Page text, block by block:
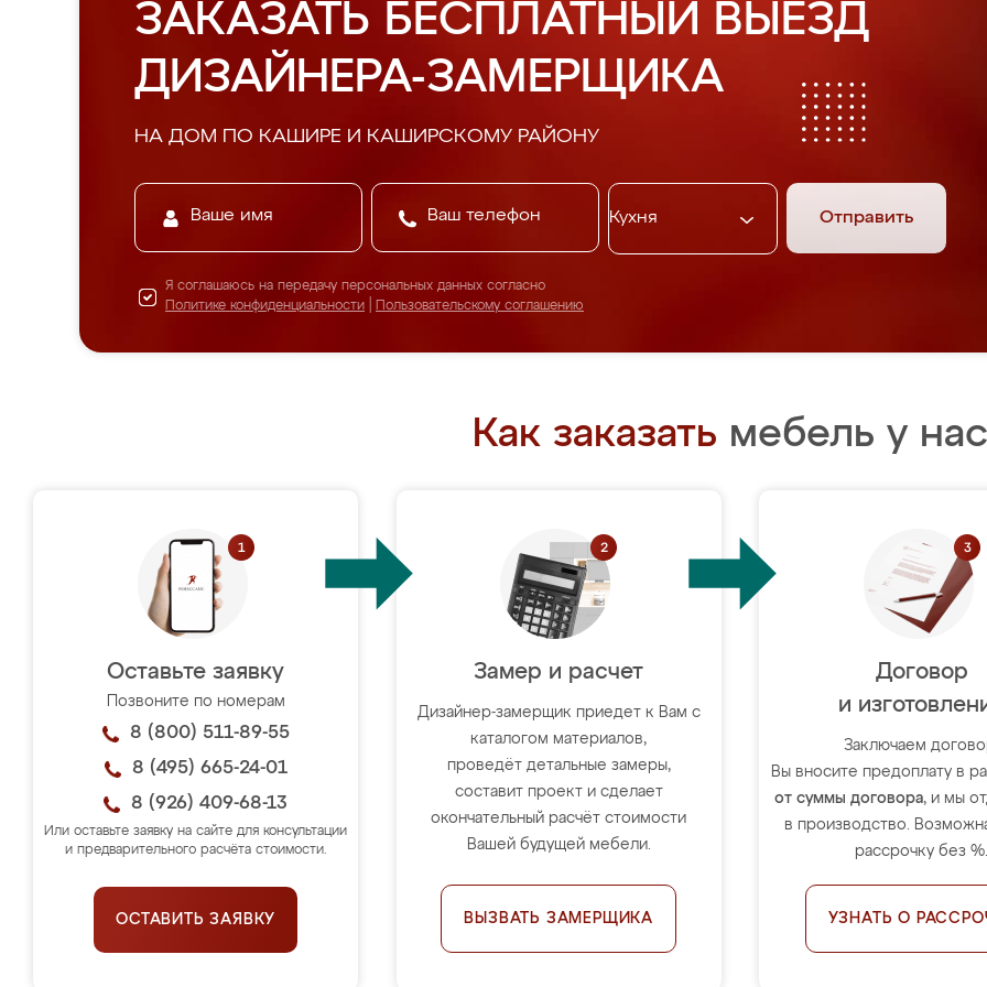
ЗАКАЗАТЬ БЕСПЛАТНЫЙ ВЫЕЗД
ДИЗАЙНЕРА-ЗАМЕРЩИКА
НА ДОМ ПО КАШИРЕ И КАШИРСКОМУ РАЙОНУ
Отправить
Я соглашаюсь на передачу персональных данных согласно
Политике конфиденциальности
Пользовательскому соглашению
Как заказать мебель у
Оставьте заявку
Позвоните по номерам
8 (800) 511-89-55
8 (495) 665-24-01
8 (926) 409-68-13
Или оставьте заявку на сайте для консультации
и предварительного расчёта стоимости.
ОСТАВИТЬ ЗАЯВКУ
Замер и расчет
Дизайнер-замерщик приедет к Вам с
каталогом материалов,
проведёт детальные замеры,
составит проект и сделает
окончательный расчёт стоимости
Вашей будущей мебели.
ВЫЗВАТЬ ЗАМЕРЩИКА
Договор
и
Заключаем
Вы вносите предоплату в
от суммы договора, и мы
в производство.
рассрочку без
УЗНАТЬ О